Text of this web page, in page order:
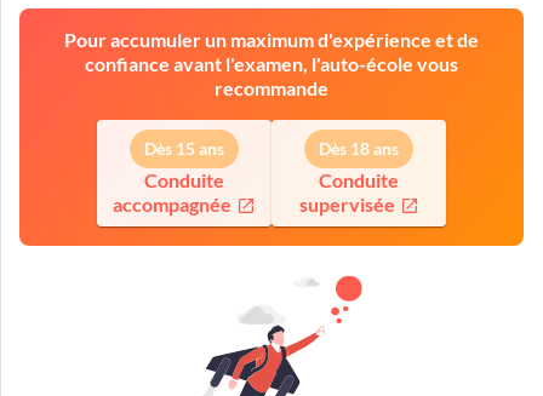
Pour accumuler un maximum d'expérience et de
confiance avant l'examen, l'auto-école vous
recommande
Dès 15 ans
Conduite
accompagnée
Dès 18 ans
Conduite
supervisée